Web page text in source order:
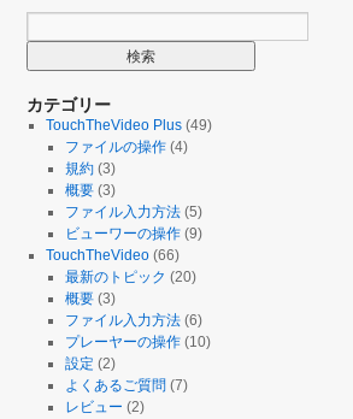
カテゴリー
TouchTheVideo Plus (49)
ファイルの操作(4)
規約(3)
概要(3)
ファイル入力方法(5)
ビューワーの操作(9)
TouchTheVideo (66)
最新のトピック (20)
概要(3)
ファイル入力方法(6)
プレーヤーの操作(10)
設定 (2)
よくあるご質問 (7)
レビュー (2)